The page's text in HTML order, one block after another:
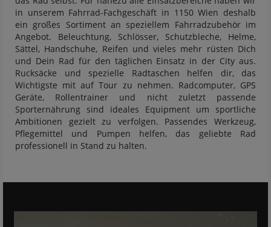
in unserem Fahrrad-Fachgeschäft in 1150 Wien deshalb
ein großes Sortiment an speziellem Fahrradzubehör im
Angebot. Beleuchtung, Schlösser, Schutzbleche, Helme,
Sättel, Handschuhe, Reifen und vieles mehr rüsten Dich
und Dein Rad für den täglichen Einsatz in der City aus.
Rucksäcke und spezielle Radtaschen helfen dir, das
Wichtigste mit auf Tour zu nehmen. Radcomputer, GPS
Geräte, Rollentrainer und nicht zuletzt passende
Sporternährung sind ideales Equipment um sportliche
Ambitionen gezielt zu verfolgen. Passendes Werkzeug,
Pflegemittel und Pumpen helfen, das geliebte Rad
professionell in Stand zu halten.